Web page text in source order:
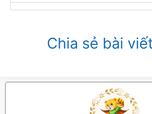
Chia sẻ bài